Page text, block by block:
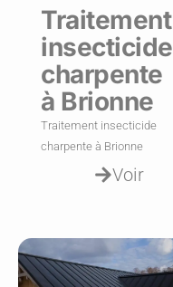
Traitement
insecticide
charpente
à Brionne
Traitement insecticide
charpente à Brionne
Voir